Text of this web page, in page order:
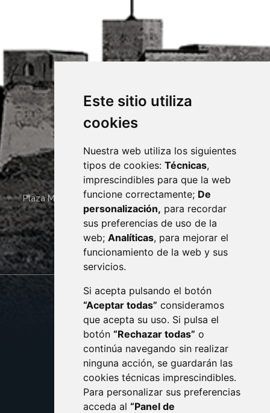
Este sitio utiliza
cookies
Nuestra web utiliza los siguientes
tipos de cookies: Técnicas,
imprescindibles para que la web
funcione correctamente; De
personalización, para recordar
sus preferencias de uso de la
web; Analíticas, para mejorar el
funcionamiento de la web y sus
servicios.
Si acepta pulsando el botón
“Aceptar todas” consideramos
que acepta su uso. Si pulsa el
botón “Rechazar todas” o
continúa navegando sin realizar
ninguna acción, se guardarán las
cookies técnicas imprescindibles.
Para personalizar sus preferencias
acceda al “Panel de
Plaza Mayor 4 22400 MONZÓN - ARAGÓN (ESPAÑA)
· (34) 974 400 700 ·
sac@monzon.es
monzon.es
CONTACTO
AVISO LEGAL
PROTECCIÓN DE DATOS
POLÍTICA DE COOKIES
ACCESIBILIDAD
ENLACE EXTERNO AL